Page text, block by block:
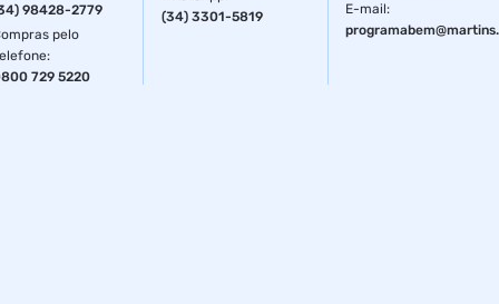
98428-2779
pelo
:
729 5220
(34) 3301-5819
E-mail: